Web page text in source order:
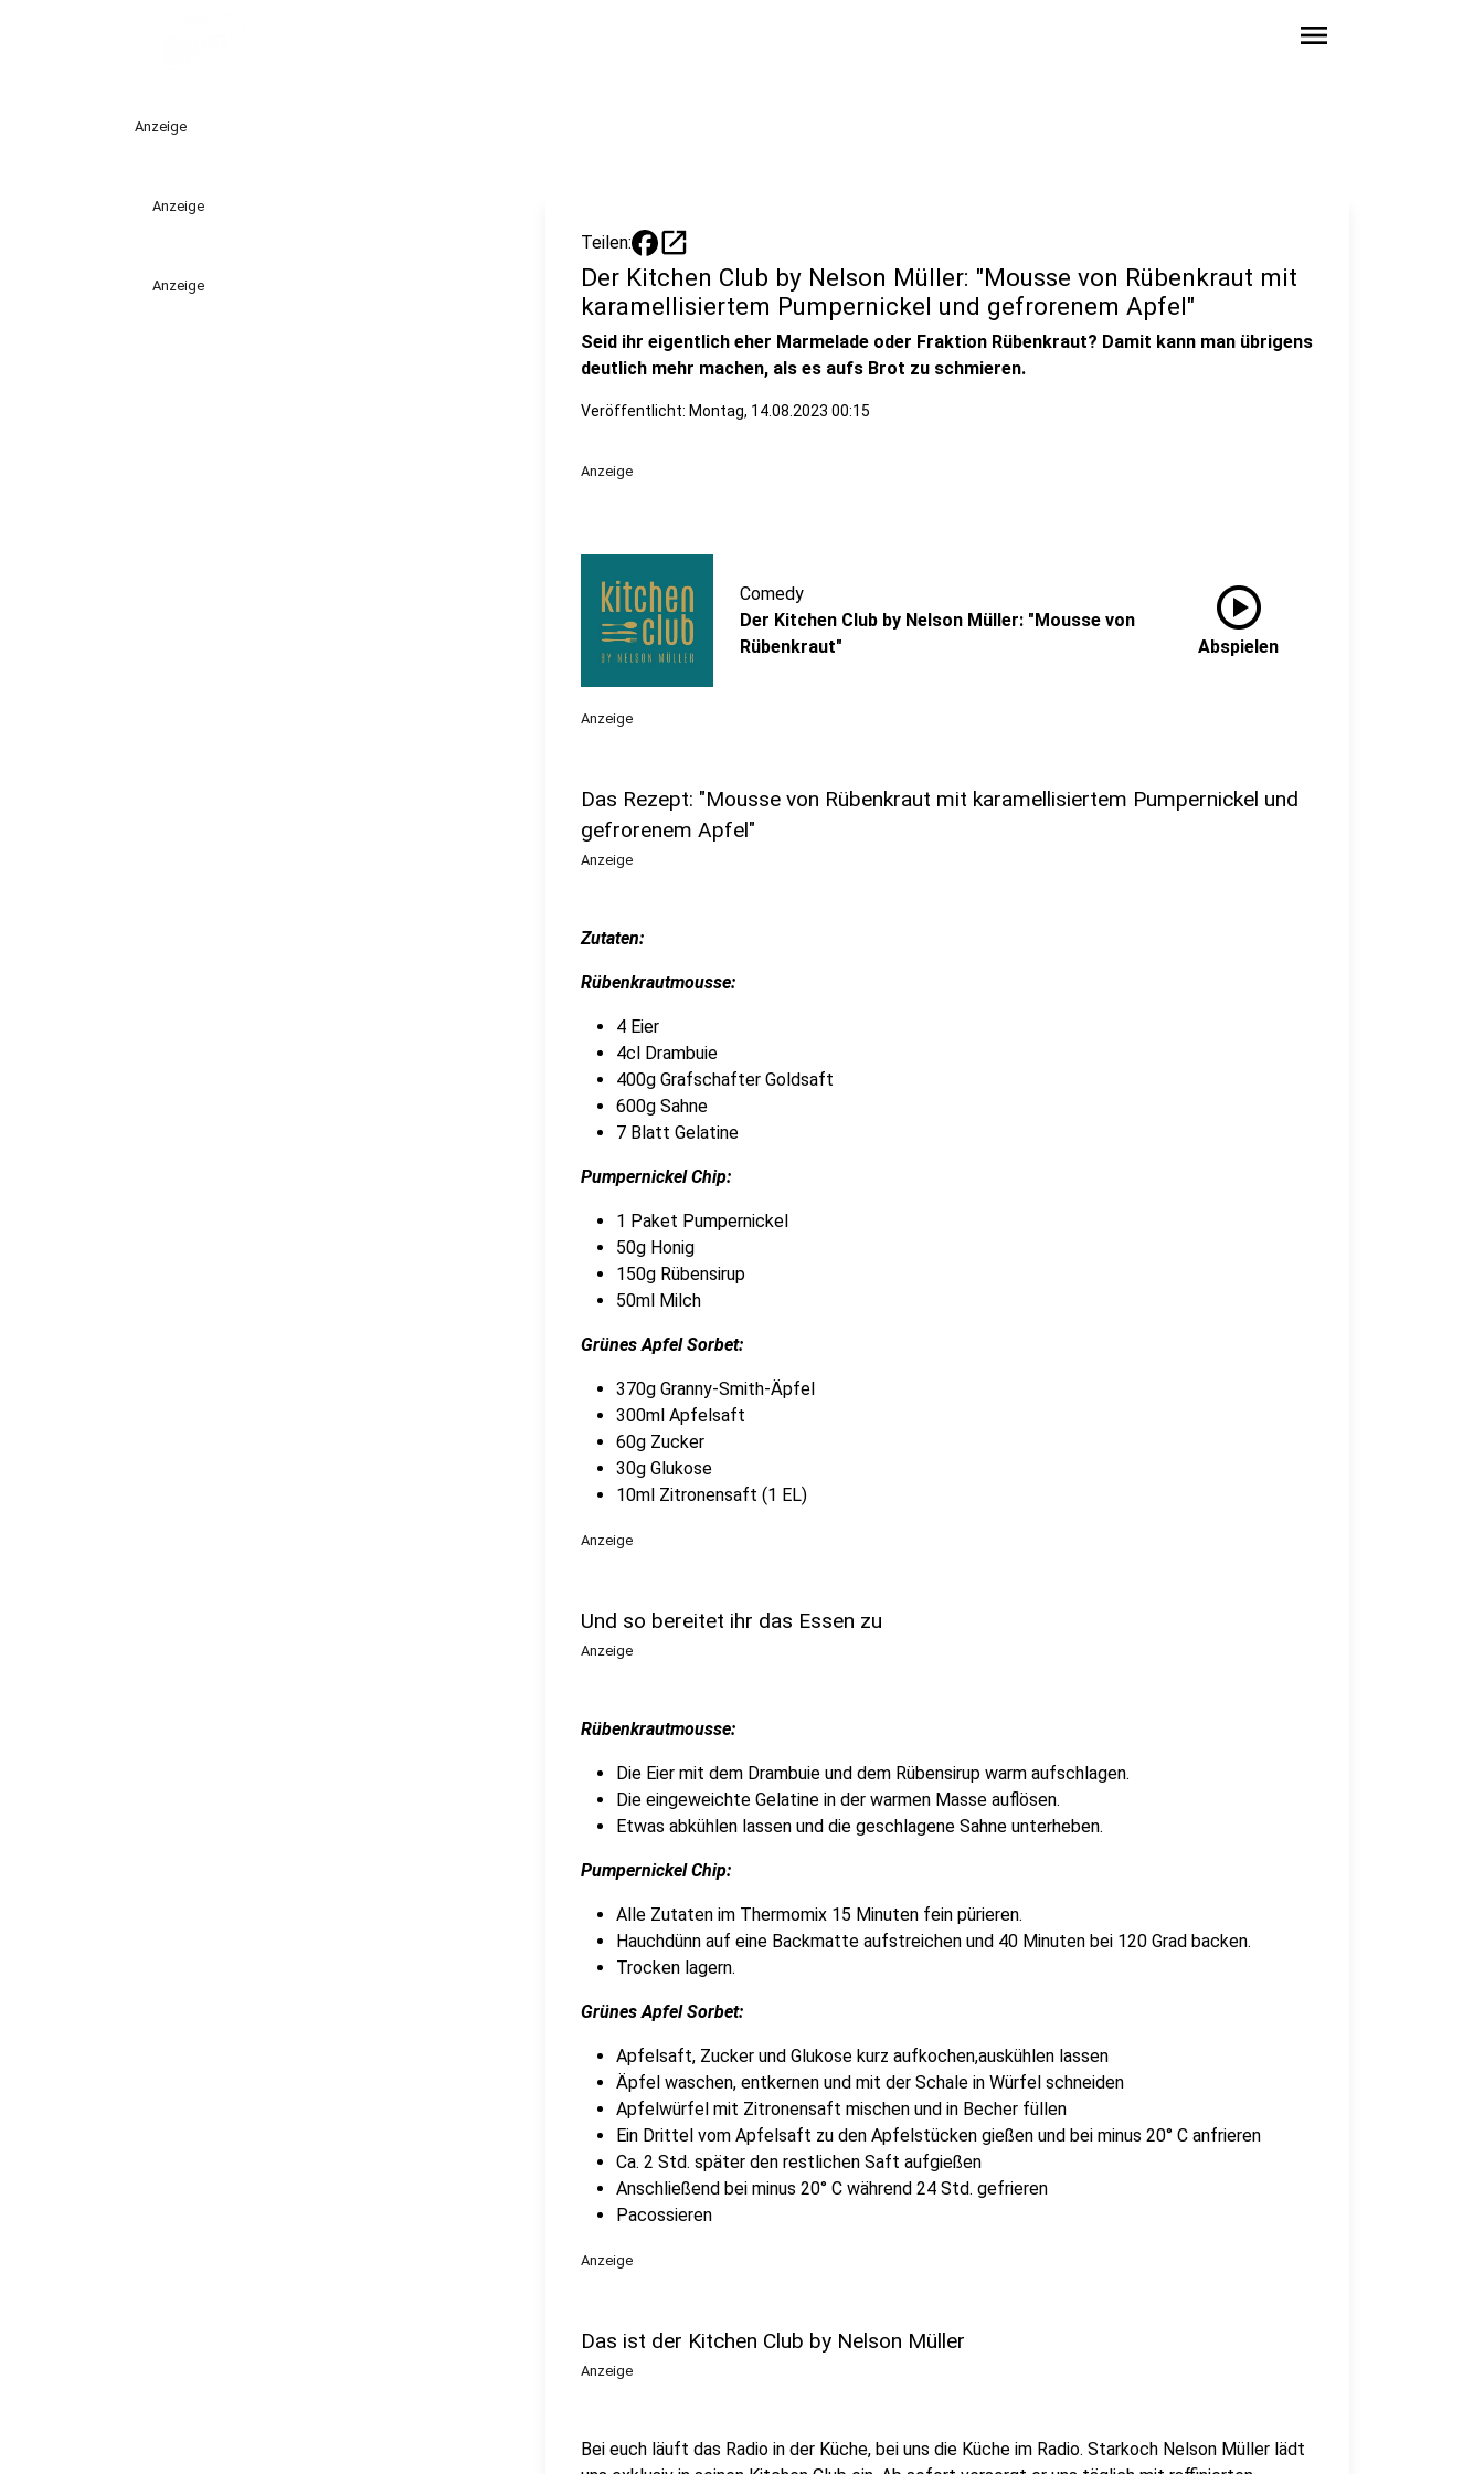
menu
Anzeige
Anzeige
Anzeige
Teilen: open_in_new
Der Kitchen Club by Nelson Müller: "Mousse von Rübenkraut mit
karamellisiertem Pumpernickel und gefrorenem Apfel"
Seid ihr eigentlich eher Marmelade oder Fraktion Rübenkraut? Damit kann man übrigens
deutlich mehr machen, als es aufs Brot zu schmieren.
Veröffentlicht: Montag, 14.08.2023 00:15
Anzeige
Comedy
Der Kitchen Club by Nelson Müller: "Mousse von
Rübenkraut"
play_circle
Abspielen
Anzeige
Das Rezept: "Mousse von Rübenkraut mit karamellisiertem Pumpernickel und
gefrorenem Apfel"
Anzeige
Zutaten:
Rübenkrautmousse:
4 Eier
4cl Drambuie
400g Grafschafter Goldsaft
600g Sahne
7 Blatt Gelatine
Pumpernickel Chip:
1 Paket Pumpernickel
50g Honig
150g Rübensirup
50ml Milch
Grünes Apfel Sorbet:
370g Granny-Smith-Äpfel
300ml Apfelsaft
60g Zucker
30g Glukose
10ml Zitronensaft (1 EL)
Anzeige
Und so bereitet ihr das Essen zu
Anzeige
Rübenkrautmousse:
Die Eier mit dem Drambuie und dem Rübensirup warm aufschlagen.
Die eingeweichte Gelatine in der warmen Masse auflösen.
Etwas abkühlen lassen und die geschlagene Sahne unterheben.
Pumpernickel Chip:
Alle Zutaten im Thermomix 15 Minuten fein pürieren.
Hauchdünn auf eine Backmatte aufstreichen und 40 Minuten bei 120 Grad backen.
Trocken lagern.
Grünes Apfel Sorbet:
Apfelsaft, Zucker und Glukose kurz aufkochen,auskühlen lassen
Äpfel waschen, entkernen und mit der Schale in Würfel schneiden
Apfelwürfel mit Zitronensaft mischen und in Becher füllen
Ein Drittel vom Apfelsaft zu den Apfelstücken gießen und bei minus 20° C anfrieren
Ca. 2 Std. später den restlichen Saft aufgießen
Anschließend bei minus 20° C während 24 Std. gefrieren
Pacossieren
Anzeige
Das ist der Kitchen Club by Nelson Müller
Anzeige
Bei euch läuft das Radio in der Küche, bei uns die Küche im Radio. Starkoch Nelson Müller lädt